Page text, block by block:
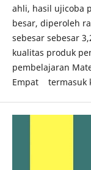
ahli, hasil ujicoba
besar, diperoleh
sebesar sebesar
kualitas produk
pembelajaran
Empat termasuk